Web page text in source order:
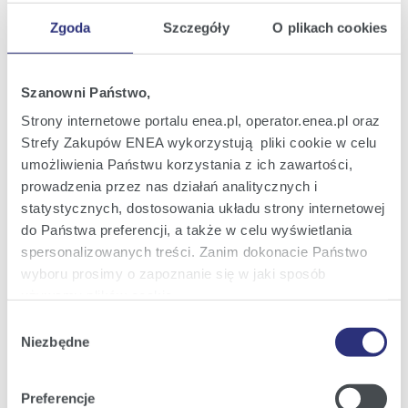
Zgoda Szczegóły O plikach cookies
Szanowni Państwo,
Strony internetowe portalu enea.pl, operator.enea.pl oraz
Strefy Zakupów ENEA wykorzystują pliki cookie w celu
umożliwienia Państwu korzystania z ich zawartości,
prowadzenia przez nas działań analitycznych i
statystycznych, dostosowania układu strony internetowej
do Państwa preferencji, a także w celu wyświetlania
spersonalizowanych treści. Zanim dokonacie Państwo
wyboru prosimy o zapoznanie się w jaki sposób
Szczegółowe informacje na ten temat znajdziecie
Polityce
zgody
Niezbędne
Preferencje
DSC_5875.JPG|(JPG; 5,5 MB)
Zobacz szczegóły Pobierz